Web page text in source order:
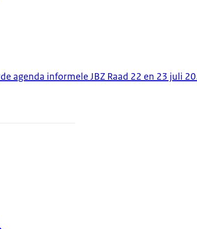
agenda informele JBZ Raad 22 en 23 juli